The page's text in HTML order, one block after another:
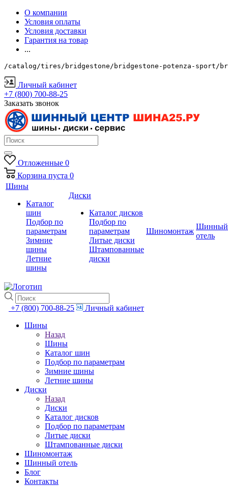
О компании
Условия оплаты
Условия доставки
Гарантия на товар
...
/catalog/tires/bridgestone/bridgestone-potenza-sport/
Личный кабинет
+7 (800) 700-88-25
Заказать звонок
Отложенные 0
Корзина пуста 0
Шины
Каталог
шин
Подбор по
параметрам
Зимние
шины
Летние
шины
Диски
Каталог дисков
Подбор по
параметрам
Литые диски
Штампованные
диски
Шиномонтаж
Шинный
отель
+7 (800) 700-88-25
Личный кабинет
Шины
Назад
Шины
Каталог шин
Подбор по параметрам
Зимние шины
Летние шины
Диски
Назад
Диски
Каталог дисков
Подбор по параметрам
Литые диски
Штампованные диски
Шиномонтаж
Шинный отель
Блог
Контакты